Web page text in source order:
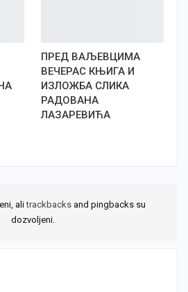
ПРЕД ВАЉЕВЦИМА
ВЕЧЕРАС КЊИГА И
ИЗЛОЖБА СЛИКА
РАДОВАНА
ЛАЗАРЕВИЋА
alitrackbacks and pingbacks su
dozvoljeni.